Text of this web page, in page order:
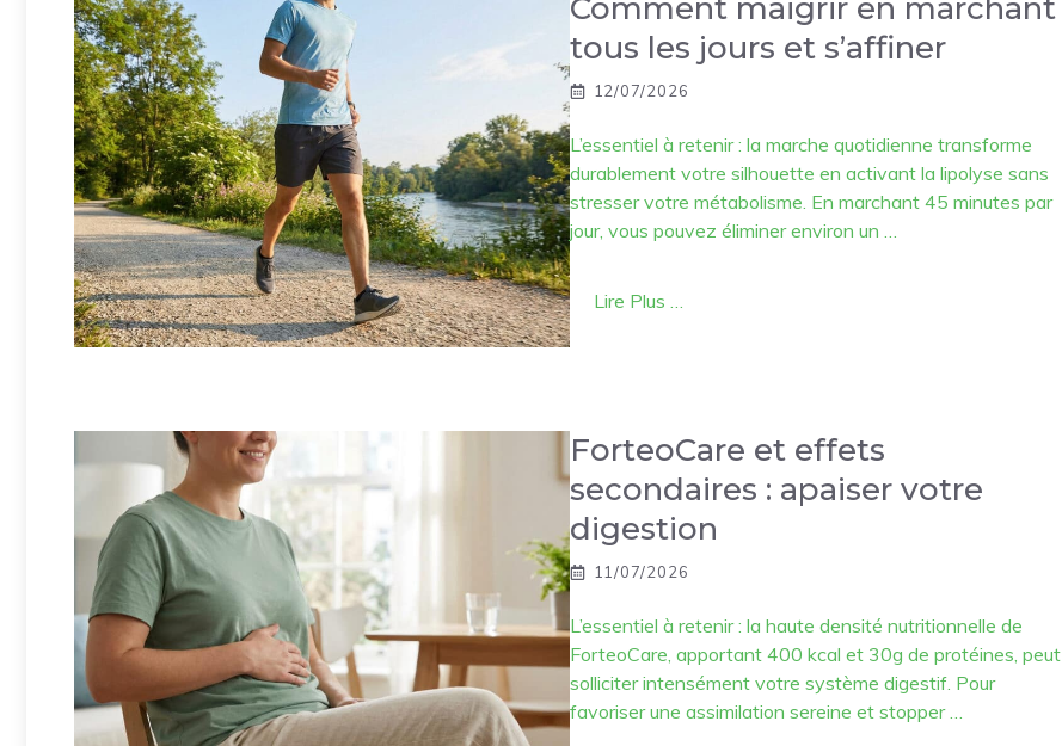
Comment maigrir en marchant
tous les jours et s’affiner
12/07/2026
L’essentiel à retenir : la marche quotidienne transforme
durablement votre silhouette en activant la lipolyse sans
stresser votre métabolisme. En marchant 45 minutes par
jour, vous pouvez éliminer environ un …
Lire Plus …
ForteoCare et effets
secondaires : apaiser votre
digestion
11/07/2026
L’essentiel à retenir : la haute densité nutritionnelle de
ForteoCare, apportant 400 kcal et 30g de protéines, peut
solliciter intensément votre système digestif. Pour
favoriser une assimilation sereine et stopper …